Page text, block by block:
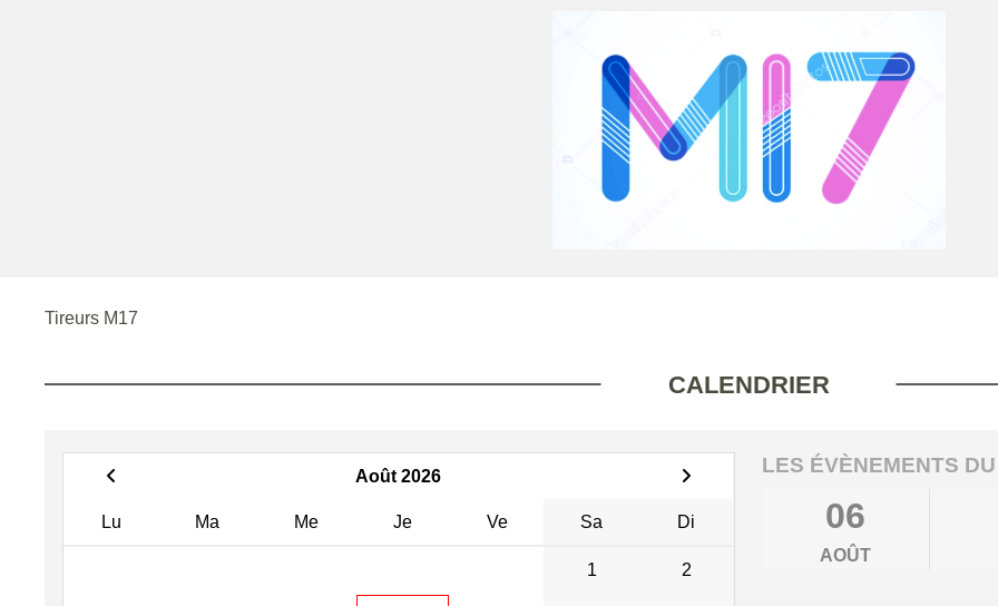
Tireurs M17
CALENDRIER
Août 2026
Lu Ma Me Je Ve Sa Di
1 2
LES ÉVÈNEMENTS
06
AOÛT